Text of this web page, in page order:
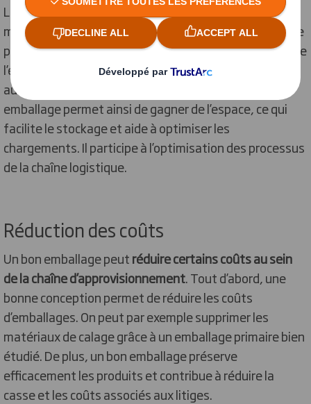
La bonne conception d’un emballagepeut faciliter la
manutention par son ergonomie. De plus, un emballage
personnalisé aux formes étudiées et ajustées optimise
l’espace utilisé. Il permet un meilleur remplissage, mais
aussi un empilage régulier. La modularité d’un
emballage permet ainsi de gagner de l’espace, ce qui
facilite le stockage et aide à optimiser les
chargements. Il participe à l’optimisation des processus
de la chaîne logistique.
Réduction des coûts
Un bon emballage peutréduire certains coûts au sein
de la chaîne d’approvisionnement. Tout d’abord, une
bonne conception permet de réduire les coûts
d’emballages. On peut par exemple supprimer les
matériaux de calage grâce à un emballage primaire bien
étudié. De plus, un bon emballage préserve
efficacement les produits et contribue à réduire la
casse et les coûts associés aux litiges.